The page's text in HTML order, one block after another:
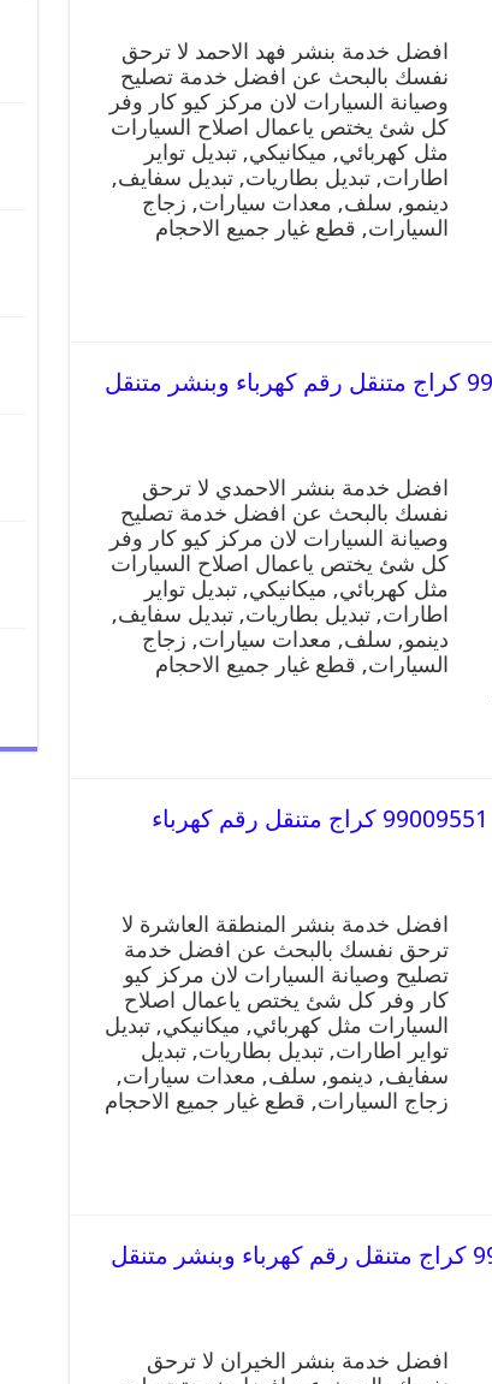
افضل خدمة بنشر فهد الاحمد لا ترحق
نفسك بالبحث عن افضل خدمة تصليح
وصيانة السيارات لان مركز كيو كار وفر
كل شئ يختص ياعمال اصلاح السيارات
مثل كهربائي, ميكانيكي, تبديل تواير
اطارات, تبديل بطاريات, تبديل سفايف,
دينمو, سلف, معدات سيارات, زجاج
السيارات, قطع غيار جميع الاحجام
افضل خدمة بنشر الاحمدي 99009551 كراج متنقل رقم كهرباء وبنشر متنقل
افضل خدمة بنشر الاحمدي لا ترحق
نفسك بالبحث عن افضل خدمة تصليح
وصيانة السيارات لان مركز كيو كار وفر
كل شئ يختص ياعمال اصلاح السيارات
مثل كهربائي, ميكانيكي, تبديل تواير
اطارات, تبديل بطاريات, تبديل سفايف,
دينمو, سلف, معدات سيارات, زجاج
السيارات, قطع غيار جميع الاحجام
افضل خدمة بنشر المنطقة العاشرة 99009551 كراج متنقل رقم كهرباء
افضل خدمة بنشر المنطقة العاشرة لا
ترحق نفسك بالبحث عن افضل خدمة
تصليح وصيانة السيارات لان مركز كيو
كار وفر كل شئ يختص ياعمال اصلاح
السيارات مثل كهربائي, ميكانيكي, تبديل
تواير اطارات, تبديل بطاريات, تبديل
سفايف, دينمو, سلف, معدات سيارات,
زجاج السيارات, قطع غيار جميع الاحجام
افضل خدمة بنشر الخيران 99009551 كراج متنقل رقم كهرباء وبنشر متنقل
افضل خدمة بنشر الخيران لا ترحق